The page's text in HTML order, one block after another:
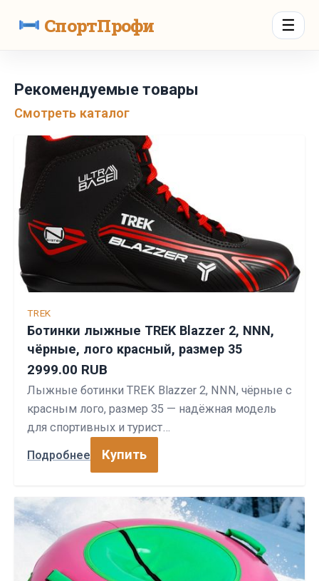
СпортПрофи ☰
Рекомендуемые товары
Смотреть каталог
TREK
Ботинки лыжные TREK Blazzer 2, NNN,
чёрные, лого красный, размер 35
2999.00 RUB
Лыжные ботинки TREK Blazzer 2, NNN, чёрные с
красным лого, размер 35 — надёжная модель
для спортивных и турист…
Подробнее Купить